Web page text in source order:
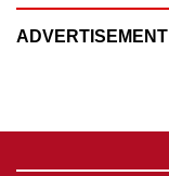
ADVERTISEMENT